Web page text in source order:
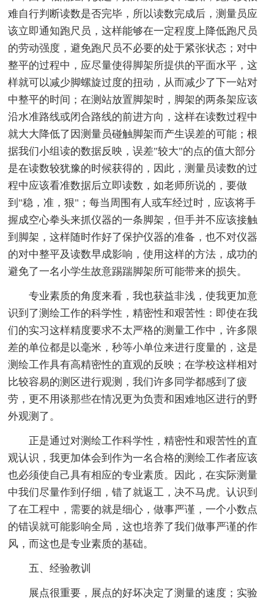
难自行判断读数是否完毕，所以读数完成后，测量员应
该立即通知跑尺员，这样能够在一定程度上降低跑尺员
的劳动强度，避免跑尺员不必要的处于紧张状态；对中
整平的过程中，应尽量使得脚架所提供的平面水平，这
样就可以减少脚螺旋过度的扭动，从而减少了下一站对
中整平的时间；在测站放置脚架时，脚架的两条架应该
沿水准路线或闭合路线的前进方向，这样在读数过程中
就大大降低了因测量员碰触脚架而产生误差的可能；根
据我们小组读的数据反映，误差"较大"的点的值大部分
是在读数较犹豫的时候获得的，因此，测量员读数的过
程中应该看准数据后立即读数，如老师所说的，要做
到"稳，准，狠"；每当周围有人或车经过时，应该将手
握成空心拳头来抓仪器的一条脚架，但手并不应该接触
到脚架，这样随时作好了保护仪器的准备，也不对仪器
的对中整平及读数早成影响，使用这样的方法，成功的
避免了一名小学生故意踢踹脚架所可能带来的损失。
专业素质的角度来看，我也获益非浅，使我更加意
识到了测绘工作的科学性，精密性和艰苦性：即使在我
们的实习这样精度要求不太严格的测量工作中，许多限
差的单位都是以毫米，秒等小单位来进行度量的，这是
测绘工作具有高精密性的直观的反映；在学校这样相对
比较容易的测区进行观测，我们许多同学都感到了疲
劳，更不用谈那些在情况更为负责和困难地区进行的野
外观测了。
正是通过对测绘工作科学性，精密性和艰苦性的直
观认识，我更加体会到作为一名合格的测绘工作者应该
也必须使自己具有相应的专业素质。因此，在实际测量
中我们尽量作到仔细，错了就返工，决不马虎。认识到
了在工程中，需要的就是细心，做事严谨，一个小数点
的错误就可能影响全局，这也培养了我们做事严谨的作
风，而这也是专业素质的基础。
五、经验教训
展点很重要，展点的好坏决定了测量的速度；实验